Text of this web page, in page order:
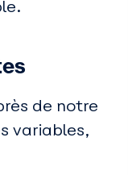
de notre
variables,